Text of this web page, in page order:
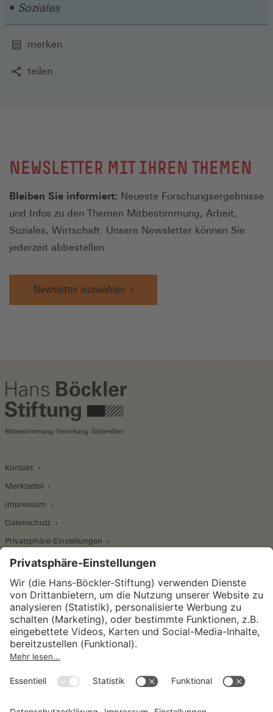
Soziales
merken
teilen
NEWSLETTER MIT IHREN THEMEN
Bleiben Sie informiert: Neueste Forschungsergebnisse
und Infos zu den Themen Mitbestimmung, Arbeit,
Soziales, Wirtschaft. Unsere Newsletter können Sie
jederzeit abbestellen.
Newsletter auswählen
Kontakt
Merkzettel
Impressum
Datenschutz
Privatsphäre-Einstellungen
Wirtschafts- und Sozialwissenschaftliches Institut
Institut für Makroökonomie und
Konjunkturforschung